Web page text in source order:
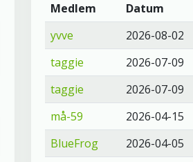
Medlem Datum
yvve
2026-08-02
taggie
2026-07-09
taggie
2026-07-09
må-59
2026-04-15
BlueFrog
2026-04-05